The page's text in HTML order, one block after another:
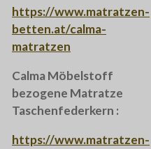
https://www.matratzen-
betten.at/calma-
matratzen
Calma Möbelstoff
bezogene Matratze
Taschenfederkern :
https://www.matratzen-